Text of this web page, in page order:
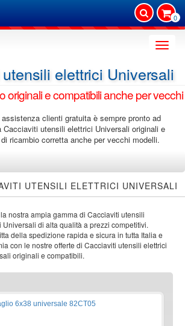
0
Toggle
utensili elettrici Universali
originali e compatibili anche per vecchi
clienti gratuita è sempre pronto ad
Cacciaviti utensili elettrici Universali originali e
ricambio corretta anche per vecchi modelli.
UTENSILI ELETTRICI UNIVERSALI
nostra ampia gamma di Cacciaviti utensili
Universali di alta qualità a prezzi competitivi.
della spedizione rapida e sicura in tutta Italia e
con le nostre offerte di Cacciaviti utensili elettrici
originali e compatibili.